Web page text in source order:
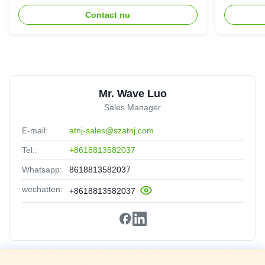
herhaler
Contact nu
Mr. Wave Luo
Sales Manager
E-mail: atnj-sales@szatnj.com
Tel.: +8618813582037
Whatsapp: 8618813582037
wechatten: +8618813582037